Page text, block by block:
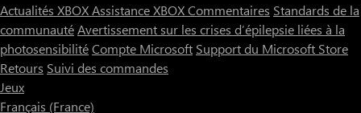
Actualités XBOXAssistance XBOXCommentaires Standards de la
communautéAvertissement sur les crises d’épilepsie liées à la
photosensibilitéCompte Microsoft Support du Microsoft Store
Retours Suivi des commandes
Jeux
Français (France)